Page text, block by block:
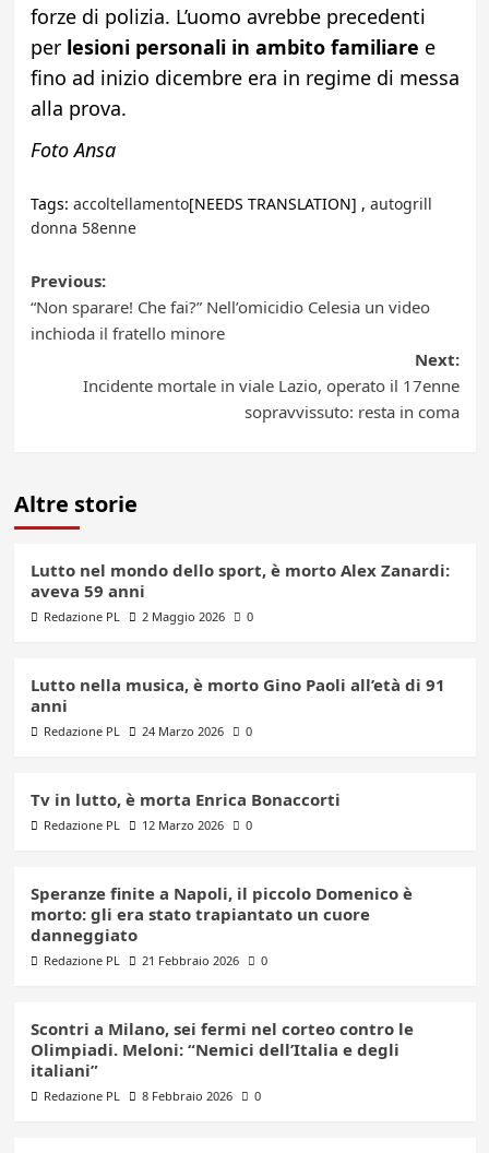
forze di polizia. L’uomo avrebbe precedenti
per lesioni personali in ambito familiare e
fino ad inizio dicembre era in regime di messa
alla prova.
Foto Ansa
Tags: accoltellamento[NEEDS TRANSLATION] , autogrill
donna 58enne
Post
navigation
Previous:
“Non sparare! Che fai?” Nell’omicidio Celesia un video
inchioda il fratello minore
Next:
Incidente mortale in viale Lazio, operato il 17enne
sopravvissuto: resta in coma
Altre storie
Lutto nel mondo dello sport, è morto Alex Zanardi:
aveva 59 anni
Redazione PL 2 Maggio 2026 0
Lutto nella musica, è morto Gino Paoli all’età di 91
anni
Redazione PL 24 Marzo 2026 0
Tv in lutto, è morta Enrica Bonaccorti
Redazione PL 12 Marzo 2026 0
Speranze finite a Napoli, il piccolo Domenico è
morto: gli era stato trapiantato un cuore
danneggiato
Redazione PL 21 Febbraio 2026 0
Scontri a Milano, sei fermi nel corteo contro le
Olimpiadi. Meloni: “Nemici dell’Italia e degli
italiani”
Redazione PL 8 Febbraio 2026 0